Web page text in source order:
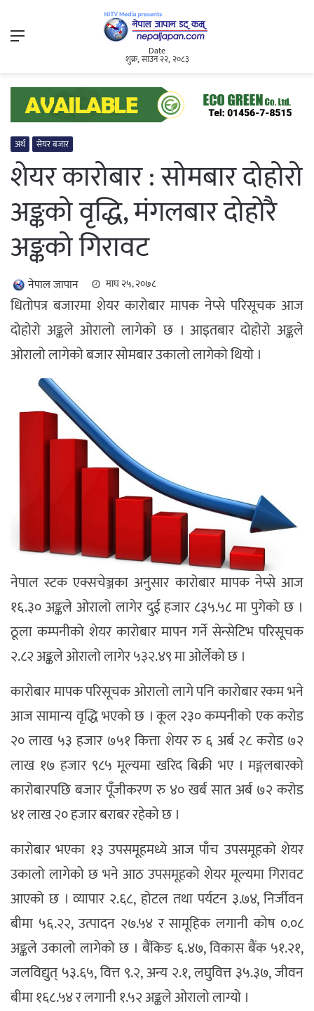
Menu
Date
शुक्र, साउन २२, २०८३
अर्थ सेयर बजार
शेयर कारोबार : सोमबार दोहोरो
अङ्कको वृद्धि, मंगलबार दोहोरै
अङ्कको गिरावट
नेपाल जापान माघ २५, २०७८
धितोपत्र बजारमा शेयर कारोबार मापक नेप्से परिसूचक आज
दोहोरो अङ्कले ओरालो लागेको छ । आइतबार दोहोरो अङ्कले
ओरालो लागेको बजार सोमबार उकालो लागेको थियो ।
नेपाल स्टक एक्सचेञ्जका अनुसार कारोबार मापक नेप्से आज
१६.३० अङ्कले ओरालो लागेर दुई हजार ८३५.५८ मा पुगेको छ ।
ठूला कम्पनीको शेयर कारोबार मापन गर्ने सेन्सेटिभ परिसूचक
२.८२ अङ्कले ओरालो लागेर ५३२.४९ मा ओर्लेको छ ।
कारोबार मापक परिसूचक ओरालो लागे पनि कारोबार रकम भने
आज सामान्य वृद्धि भएको छ । कूल २३० कम्पनीको एक करोड
२० लाख ५३ हजार ७५१ कित्ता शेयर रु ६ अर्ब २८ करोड ७२
लाख १७ हजार ९८५ मूल्यमा खरिद बिक्री भए । मङ्गलबारको
कारोबारपछि बजार पूँजीकरण रु ४० खर्ब सात अर्ब ७२ करोड
४१ लाख २० हजार बराबर रहेको छ ।
कारोबार भएका १३ उपसमूहमध्ये आज पाँच उपसमूहको शेयर
उकालो लागेको छ भने आठ उपसमूहको शेयर मूल्यमा गिरावट
आएको छ । व्यापार २.६८, होटल तथा पर्यटन ३.७४, निर्जीवन
बीमा ५६.२२, उत्पादन २७.५४ र सामूहिक लगानी कोष ०.०८
अङ्कले उकालो लागेको छ । बैंकिङ ६.४७, विकास बैंक ५१.२१,
जलविद्युत् ५३.६५, वित्त ९.२, अन्य २.१, लघुवित्त ३५.३७, जीवन
बीमा १६८.५४ र लगानी १.५२ अङ्कले ओरालो लाग्यो ।